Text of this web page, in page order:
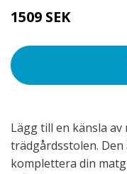
1509 SEK
Lägg till en känsla
trädgårdsstolen.
komplettera din